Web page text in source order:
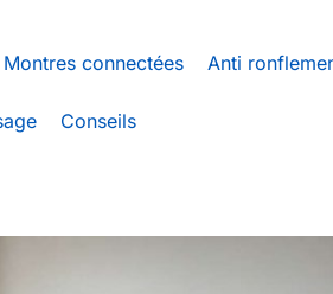
Montres connectées Anti
Conseils